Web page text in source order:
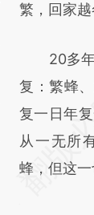
繁，回家
20多年
复：繁蜂
复一日年
从一无所
蜂，但这一